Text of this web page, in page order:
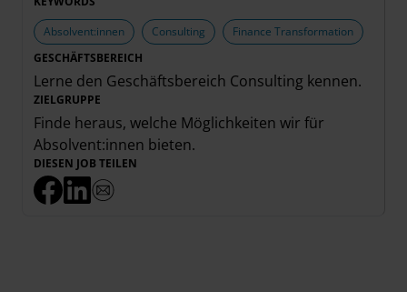
Absolvent:innen
Consulting
Finance Transformation
GESCHÄFTSBEREICH
Lerne den Geschäftsbereich Consulting kennen.
ZIELGRUPPE
Finde heraus, welche Möglichkeiten wir für
Absolvent:innen bieten.
DIESEN JOB TEILEN